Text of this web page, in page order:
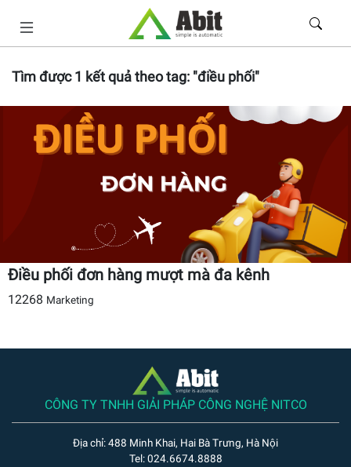
Tìm được1 kết quả theo tag: "điều phối"
Điều phối đơn hàng mượt mà đa kênh
12268 Marketing
CÔNG TY TNHH GIẢI PHÁP CÔNG NGHỆ NITCO
Địa chỉ: 488 Minh Khai, Hai Bà Trưng, Hà Nội
Tel: 024.6674.8888